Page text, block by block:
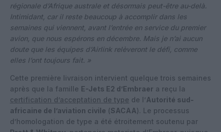
régionale d’Afrique australe et désormais peut-être au-delà.
Intimidant, car il reste beaucoup à accomplir dans les
semaines qui viennent, avant l’entrée en service du premier
avion, que nous espérons en décembre. Mais je n’ai aucun
doute que les équipes d’Airlink relèveront le défi, comme
elles l’ont toujours fait. »
Cette première livraison intervient quelque trois semaines
après que la famille E-Jets E2 d’Embraer a reçu la
certification d’acceptation de type de l’Autorité sud-
africaine de l’aviation civile (SACAA). Le processus
d’homologation de type a été étroitement soutenu par